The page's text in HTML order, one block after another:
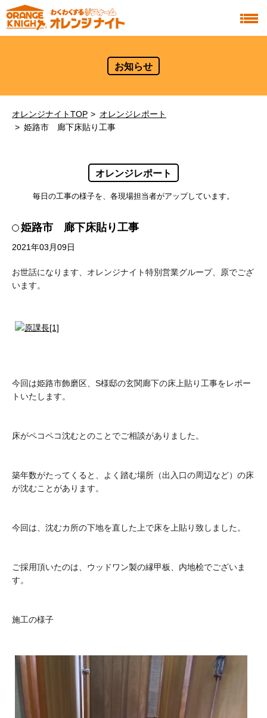
お知らせ
オレンジナイトTOP
オレンジレポート
姫路市 廊下床貼り工事
オレンジレポート
毎日の工事の様子を、各現場担当者がアップしています。
姫路市 廊下床貼り工事
2021年03月09日
お世話になります、オレンジナイト特別営業グループ、原でござ
います。
今回は姫路市飾磨区、S様邸の玄関廊下の床上貼り工事をレポー
トいたします。
床がペコペコ沈むとのことでご相談がありました。
築年数がたってくると、よく踏む場所（出入口の周辺など）の床
が沈むことがあります。
今回は、沈むカ所の下地を直した上で床を上貼り致しました。
ご採用頂いたのは、ウッドワン製の縁甲板、内地桧でございま
す。
施工の様子